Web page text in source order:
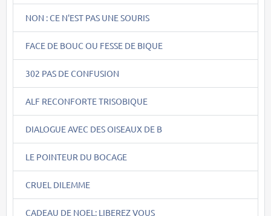
NON : CE N'EST PAS UNE SOURIS
FACE DE BOUC OU FESSE DE BIQUE
302 PAS DE CONFUSION
ALF RECONFORTE TRISOBIQUE
DIALOGUE AVEC DES OISEAUX DE B
LE POINTEUR DU BOCAGE
CRUEL DILEMME
CADEAU DE NOEL: LIBEREZ VOUS